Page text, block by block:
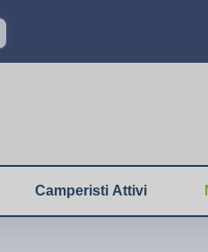
Camperisti Attivi